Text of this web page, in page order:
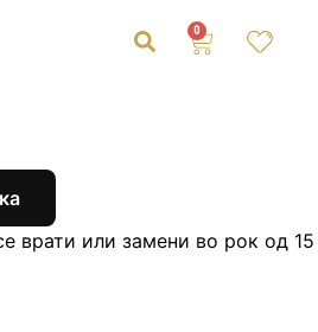
0
врати или замени во рок од 15